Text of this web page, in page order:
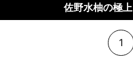
佐野水柚の極
1